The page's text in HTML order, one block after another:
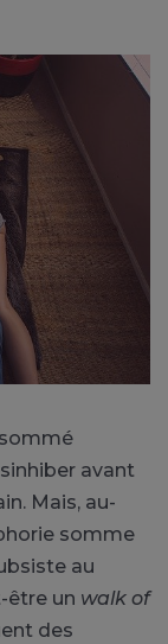
avant
Mais, au-
somme
au
être un walk of
des